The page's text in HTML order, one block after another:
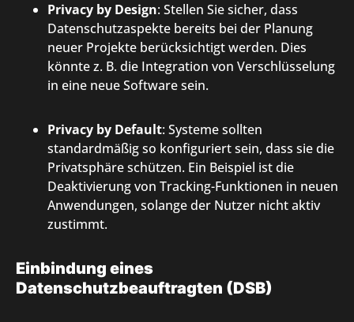
Privacy by Design: Stellen Sie sicher, dass
Datenschutzaspekte bereits bei der Planung
neuer Projekte berücksichtigt werden. Dies
könnte z. B. die Integration von Verschlüsselung
in eine neue Software sein.
Privacy by Default: Systeme sollten
standardmäßig so konfiguriert sein, dass sie die
Privatsphäre schützen. Ein Beispiel ist die
Deaktivierung von Tracking-Funktionen in neuen
Anwendungen, solange der Nutzer nicht aktiv
zustimmt.
Einbindung eines
Datenschutzbeauftragten (DSB)